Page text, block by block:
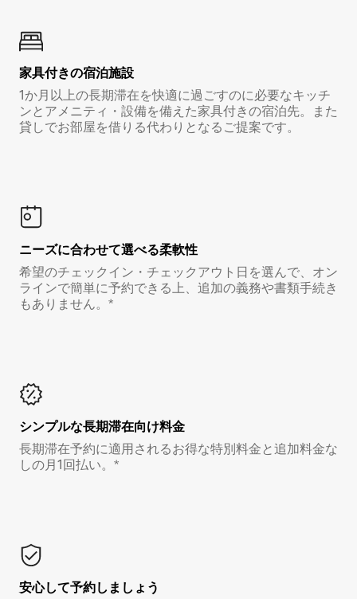
家具付き⁠の宿⁠泊⁠施⁠設
1か月以上の長期滞在を快適に過ごすのに必要なキッチ
ンとアメニティ・設備を備えた家具付きの宿泊先。また
貸しでお部屋を借りる代わりとなるご提案です。
ニーズに合わせて選べる柔軟性
希望のチェックイン・チェックアウト日を選んで、オン
ラインで簡単に予約できる上、追加の義務や書類手続き
もありません。*
シンプルな長期滞在向け料金
長期滞在予約に適用されるお得な特別料金と追加料金な
しの月1回払い。*
安心して予約しましょう